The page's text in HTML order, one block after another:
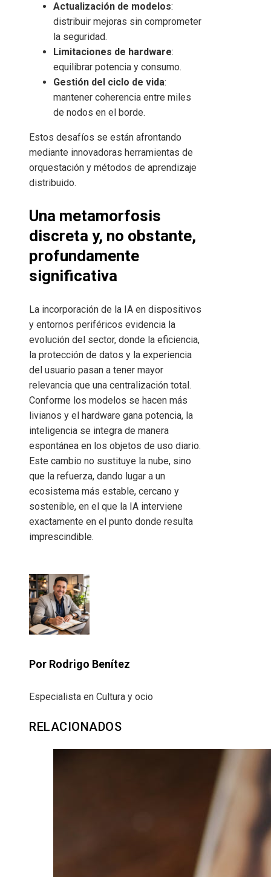
Actualización de modelos:
distribuir mejoras sin comprometer
la seguridad.
Limitaciones de hardware:
equilibrar potencia y consumo.
Gestión del ciclo de vida:
mantener coherencia entre miles
de nodos en el borde.
Estos desafíos se están afrontando
mediante innovadoras herramientas de
orquestación y métodos de aprendizaje
distribuido.
Una metamorfosis
discreta y, no obstante,
profundamente
significativa
La incorporación de la IA en dispositivos
y entornos periféricos evidencia la
evolución del sector, donde la eficiencia,
la protección de datos y la experiencia
del usuario pasan a tener mayor
relevancia que una centralización total.
Conforme los modelos se hacen más
livianos y el hardware gana potencia, la
inteligencia se integra de manera
espontánea en los objetos de uso diario.
Este cambio no sustituye la nube, sino
que la refuerza, dando lugar a un
ecosistema más estable, cercano y
sostenible, en el que la IA interviene
exactamente en el punto donde resulta
imprescindible.
Por Rodrigo Benítez
Especialista en Cultura y ocio
RELACIONADOS